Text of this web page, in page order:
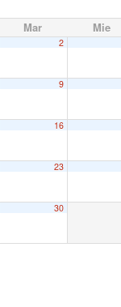
Mar Mie
2
9
16
23
30